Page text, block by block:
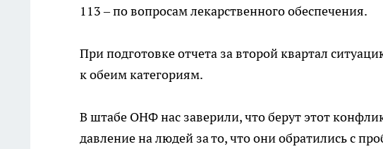
113 – по вопросам лекарственного обеспечения.
При подготовке отчета за второй квартал
к обеим категориям.
В штабе ОНФ нас заверили, что берут этот
давление на людей за то, что они обратились с